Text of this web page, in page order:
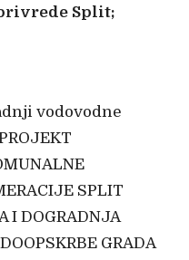
Split;
vodovodne
SPLIT
I DOGRADNJA
GRADA